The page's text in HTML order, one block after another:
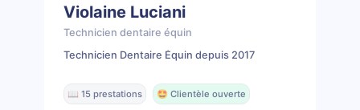
Violaine Luciani
Technicien dentaire équin
Technicien Dentaire Équin depuis 2017
📖 15 prestations 🤩 Clientèle ouverte